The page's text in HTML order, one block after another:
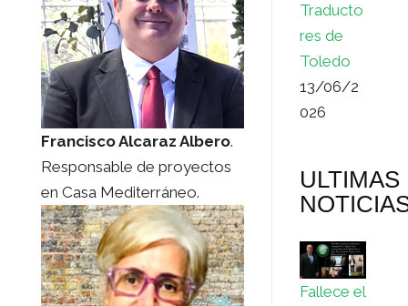
Francisco Alcaraz Albero.
Responsable de proyectos
en Casa Mediterráneo.
Traducto
res de
Toledo
13/06/2
026
ULTIMAS
Fallece el